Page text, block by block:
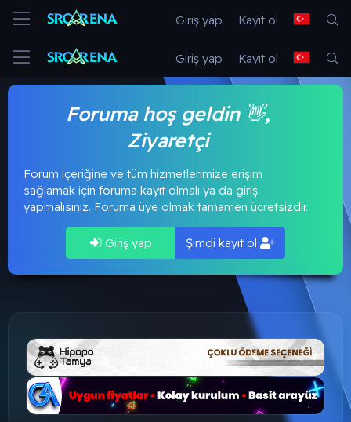
Giriş yap Kayıt ol
Giriş yap Kayıt ol
Foruma hoş geldin 👋,
Ziyaretçi
Forum içeriğine ve tüm hizmetlerimize erişim
sağlamak için foruma kayıt olmalı ya da giriş
yapmalısınız. Foruma üye olmak tamamen ücretsizdir.
Giriş yap Şimdi kayıt ol